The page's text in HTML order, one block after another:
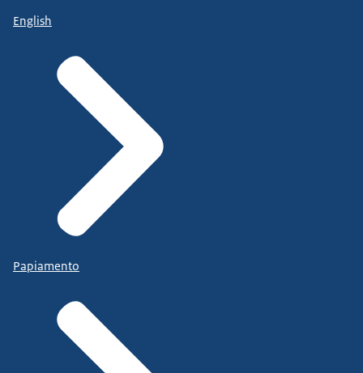
English
Papiamento